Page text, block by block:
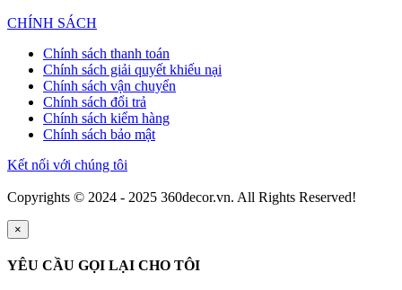
CHÍNH SÁCH
Chính sách thanh toán
Chính sách giải quyết khiếu nại
Chính sách vận chuyển
Chính sách đổi trả
Chính sách kiểm hàng
Chính sách bảo mật
Kết nối với chúng tôi
Copyrights © 2024 - 2025 360decor.vn. All Rights Reserved!
×
YÊU CẦU GỌI LẠI CHO TÔI